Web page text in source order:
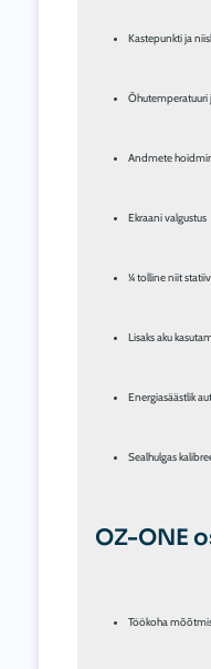
Kastepunkti ja
Õhutemperatuuri
Andmete
Ekraani valgustus
¼ tolline niit
Lisaks aku
Energiasäästlik
Sealhulgas
OZ-ONE
Töökoha